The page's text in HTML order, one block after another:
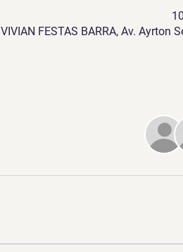
VIVIAN FESTAS BARRA, Av. Ayrton